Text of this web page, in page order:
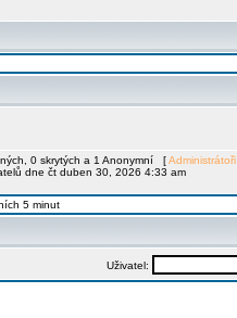
0 skrytých a 1 Anonymní [Administrátoři
dne čt duben 30, 2026 4:33 am
5 minut
Uživatel: